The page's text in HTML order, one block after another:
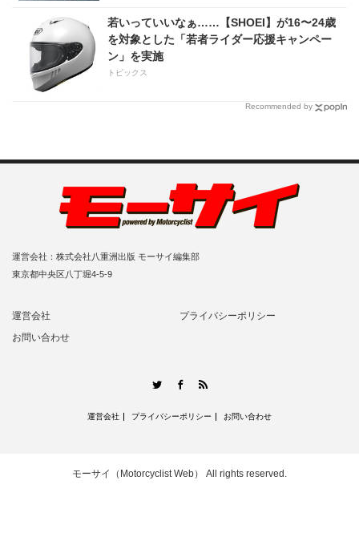
若いっていいなぁ……【SHOEI】が16〜24歳
を対象とした「若者ライダー応援キャンペー
ン」を実施
トピックス
Recommended by
運営会社：株式会社八重洲出版 モーサイ編集部
東京都中央区八丁堀4-5-9
運営会社
プライバシーポリシー
お問い合わせ
TwitterFacebook
運営会社 プライバシーポリシー お問い合わせ
モーサイ（Motorcyclist Web） All rights reserved.